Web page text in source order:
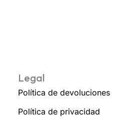
Legal
Política de devoluciones
Política de privacidad